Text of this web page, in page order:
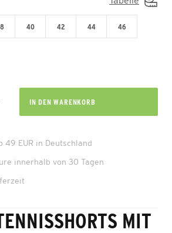
40 42 44 46
IN DEN WARENKORB
49 EUR in Deutschland
innerhalb von 30 Tagen
MIT